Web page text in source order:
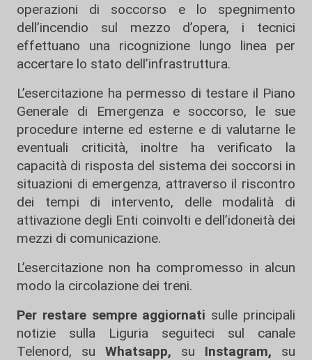
operazioni di soccorso e lo spegnimento
dell’incendio sul mezzo d’opera, i tecnici
effettuano una ricognizione lungo linea per
accertare lo stato dell’infrastruttura.
L’esercitazione ha permesso di testare il Piano
Generale di Emergenza e soccorso, le sue
procedure interne ed esterne e di valutarne le
eventuali criticità, inoltre ha verificato la
capacità di risposta del sistema dei soccorsi in
situazioni di emergenza, attraverso il riscontro
dei tempi di intervento, delle modalità di
attivazione degli Enti coinvolti e dell’idoneità dei
mezzi di comunicazione.
L’esercitazione non ha compromesso in alcun
modo la circolazione dei treni.
Per restare sempre aggiornati sulle principali
notizie sulla Liguria seguiteci sul canale
Telenord, su
Whatsapp, su Instagram, su